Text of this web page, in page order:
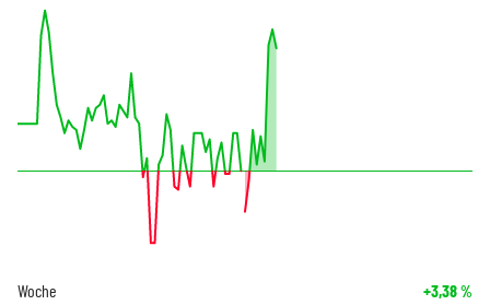
Woche +3,38%